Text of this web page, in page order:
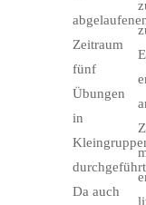
Zeitraum
fünf
Übungen
in
Da auch